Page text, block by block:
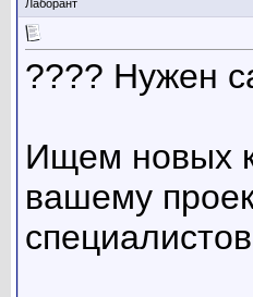
Лаборант
???? Нужен
Ищем новых
вашему